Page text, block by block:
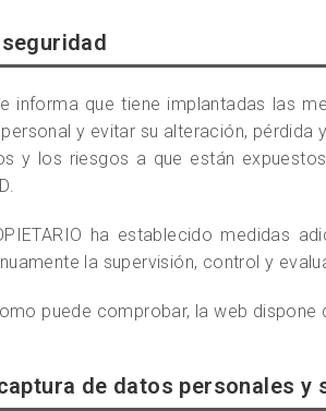
le informa que tiene implantadas las
y evitar su alteración,
y los riesgos a que están
ha establecido medidas
la supervisión, control y
puede comprobar, la web
de datos personales y